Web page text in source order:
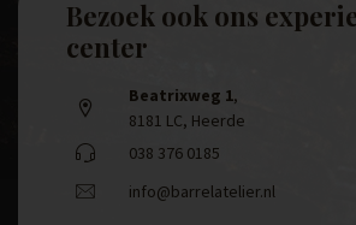
Bezoek ook ons
center
Beatrixweg 1,
8181 LC, Heerde
038 376 0185
info@barrelatelier.nl